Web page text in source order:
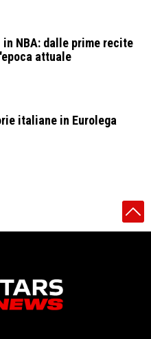
NBA: dalle prime recite
attuale
italiane in Eurolega